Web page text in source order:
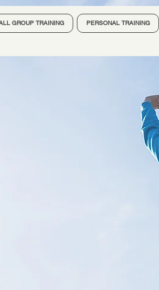
GROUP TRAINING PERSONAL TRAINING